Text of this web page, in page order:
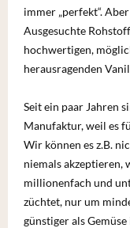
immer „perfekt“.
Ausgesuchte
hochwertigen,
herausragenden
Seit ein paar Jahren
Manufaktur, weil es
Wir können es z.B.
niemals akzeptieren,
millionenfach und
züchtet, nur um
günstiger als